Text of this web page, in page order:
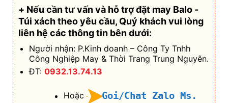
+ Nếu cần tư vấn và hỗ trợđặt may Balo -
Túi xách theo yêu cầu, Quý khách vui lòng
liên hệ các thông tin bên dưới:
Người nhận: P.Kinh doanh – Công Ty Tnhh
Công Nghiệp May & Thời Trang Trung Nguyên.
ĐT: 0932.13.74.13
Hoặc
Goi/Chat Zalo Ms.